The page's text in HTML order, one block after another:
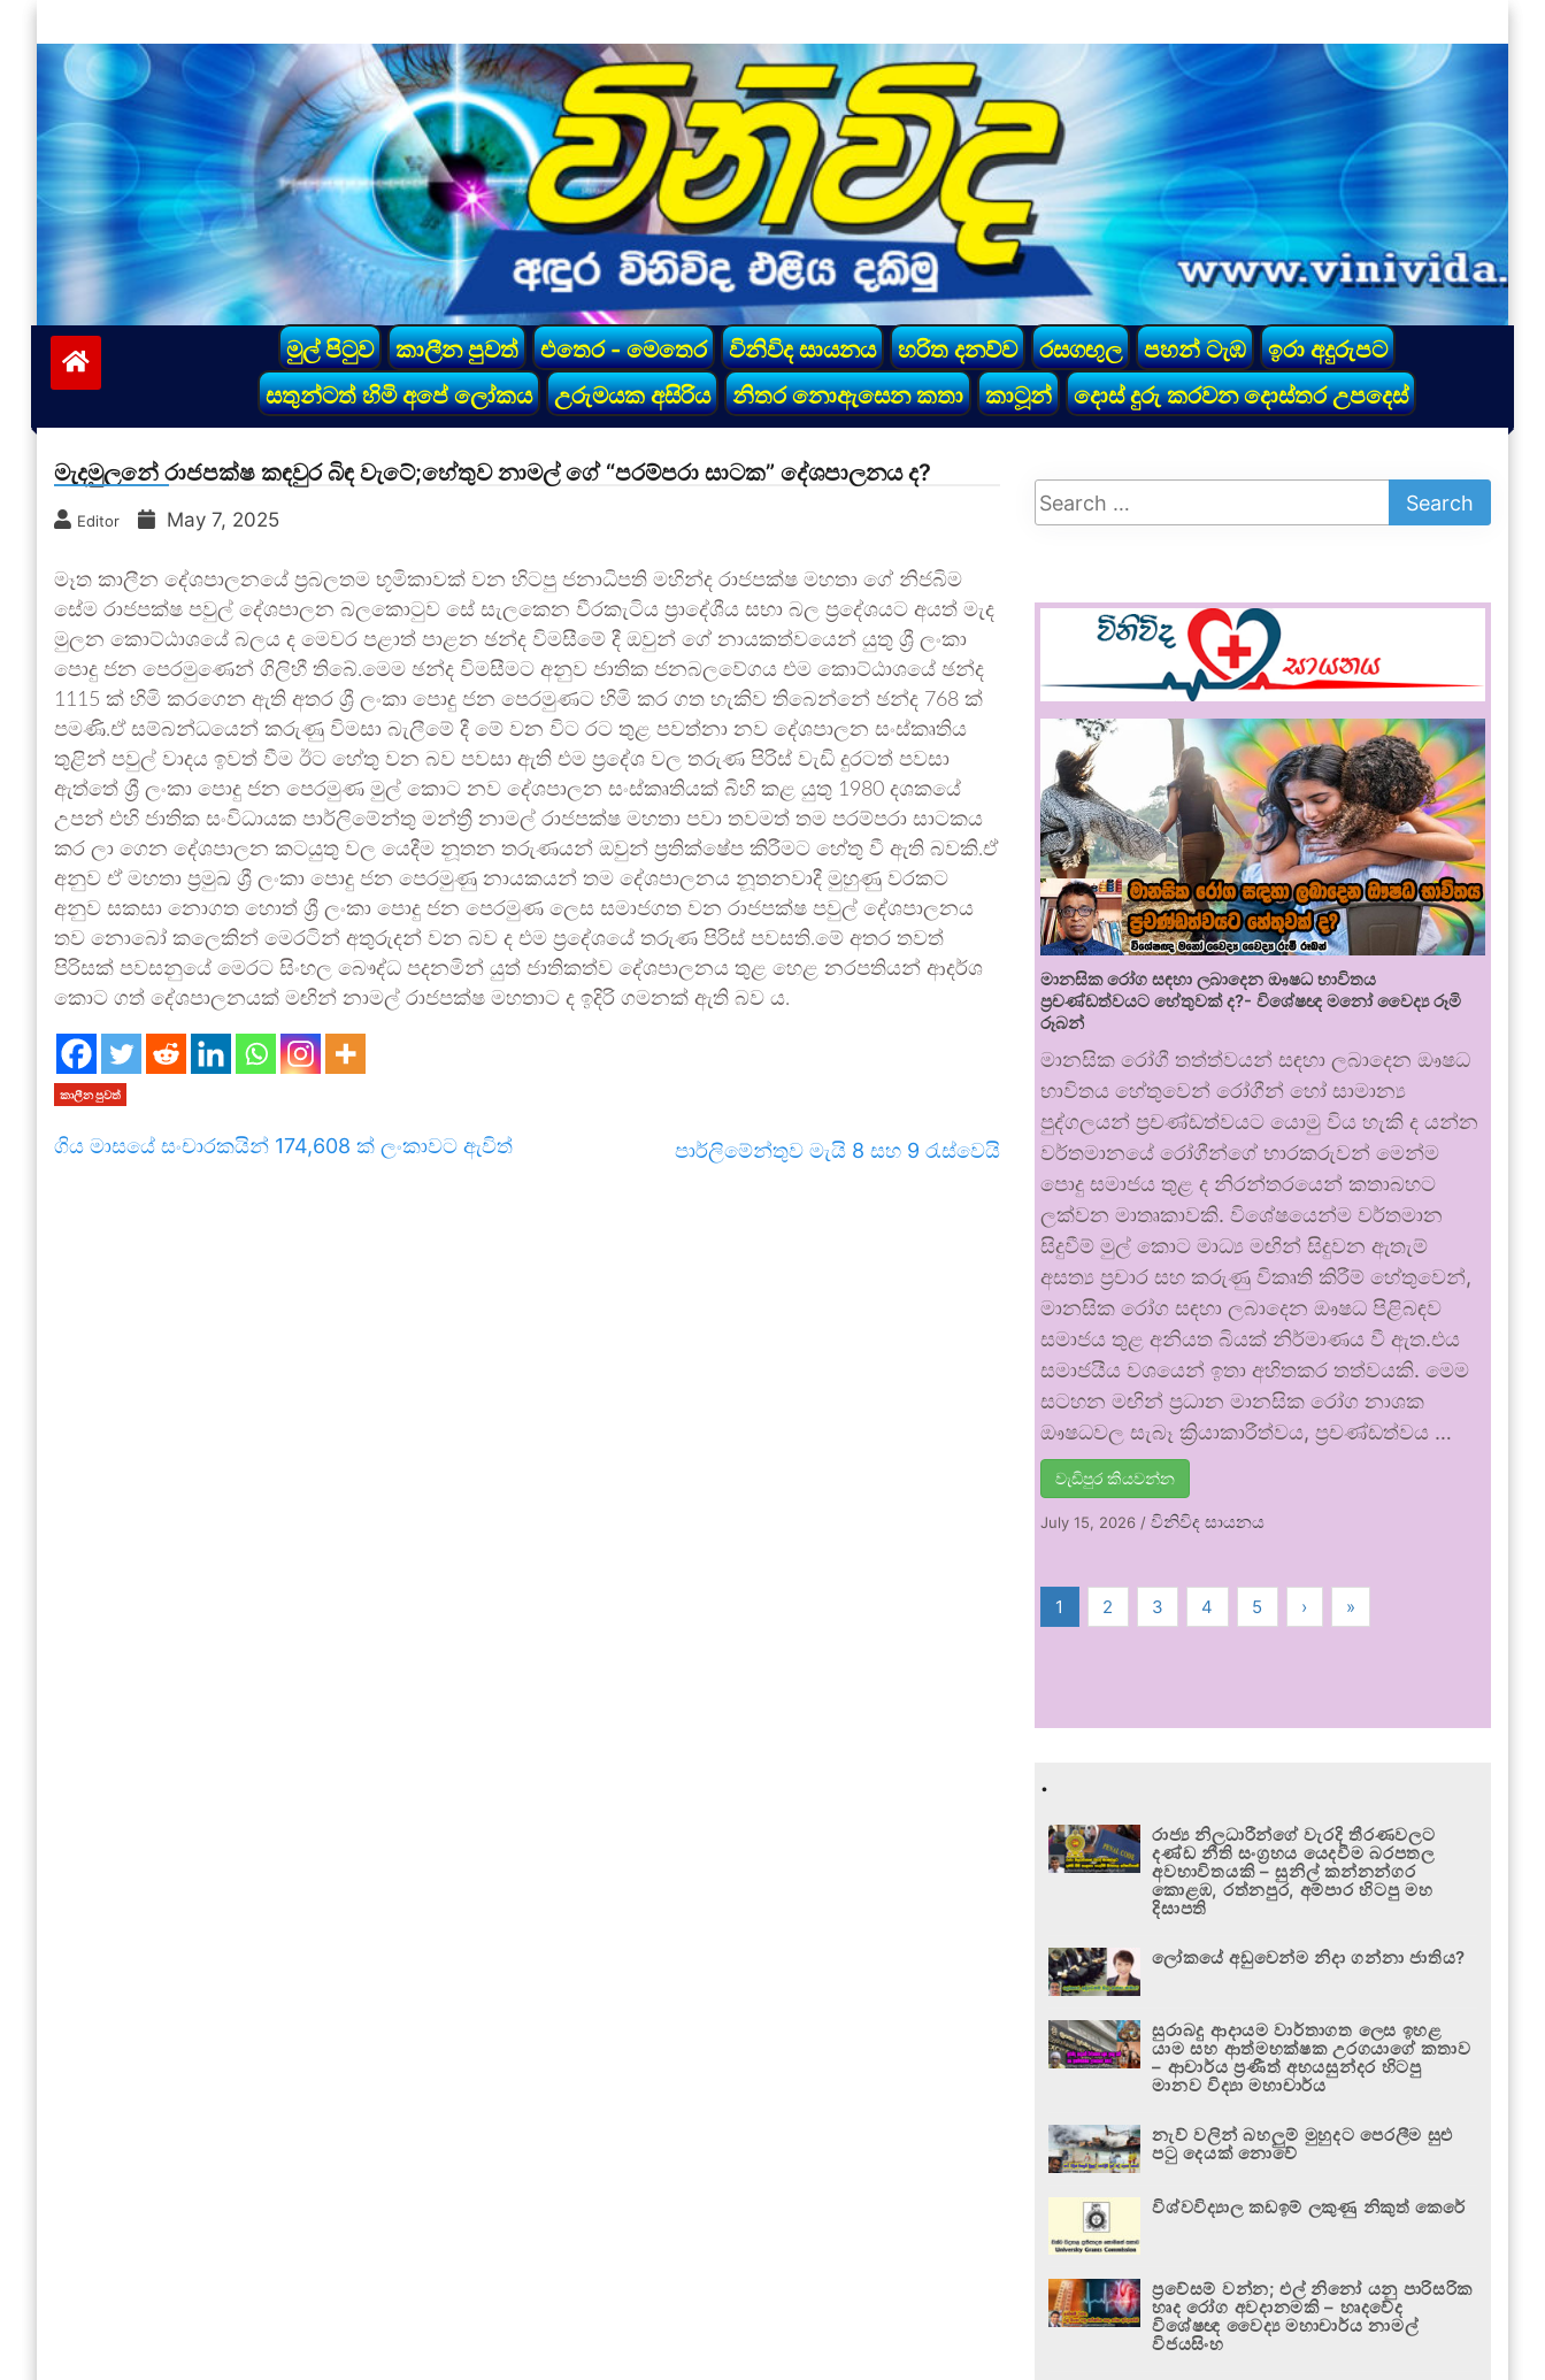
to
content
vinivida.lk
මුල් පිටුව කාලීන පුවත් එතෙර - මෙතෙර විනිවිද සායනය හරිත දනව්ව රසගඟුල පහන් ටැඹ
ඉරා අදුරුපට
සතුන්ටත් හිමි අපේ ලෝකය
උරුමයක අසිරිය නිතර නොඇසෙන කතා කාටූන් දොස් දුරු කරවන දොස්තර උපදෙස්
මැදමුලනේ රාජපක්ෂ කඳවුර බිඳ වැටේ;හේතුව නාමල් ගේ “පරම්පරා සාටක” දේශපාලනය ද?
Editor May 7, 2025
මෑත කාලීන දේශපාලනයේ ප්‍රබලතම භූමිකාවක් වන හිටපු ජනාධිපති මහින්ද රාජපක්ෂ මහතා ගේ නිජබිම
සේම රාජපක්ෂ පවුල් දේශපාලන බලකොටුව සේ සැලකෙන වීරකැටිය ප්‍රාදේශීය සභා බල ප්‍රදේශයට අයත් මැද
මුලන කොට්ඨාශයේ බලය ද මෙවර පළාත් පාළන ඡන්ද විමසීමේ දී ඔවුන් ගේ නායකත්වයෙන් යුතු ශ්‍රී ලංකා
පොදු ජන පෙරමුණෙන් ගිලිහී තිබේ.මෙම ඡන්ද විමසීමට අනුව ජාතික ජනබලවේගය එම කොට්ඨාශයේ ඡන්ද
1115 ක් හිමි කරගෙන ඇති අතර ශ්‍රී ලංකා පොදු ජන පෙරමුණට හිමි කර ගත හැකිව තිබෙන්නේ ඡන්ද 768 ක්
පමණි.ඒ සම්බන්ධයෙන් කරුණු විමසා බැලීමේ දී මේ වන විට රට තුළ පවත්නා නව දේශපාලන සංස්කෘතිය
තුළින් පවුල් වාදය ඉවත් වීම ඊට හේතු වන බව පවසා ඇති එම ප්‍රදේශ වල තරුණ පිරිස් වැඩි දුරටත් පවසා
ඇත්තේ ශ්‍රී ලංකා පොදු ජන පෙරමුණ මුල් කොට නව දේශපාලන සංස්කෘතියක් බිහි කළ යුතු 1980 දශකයේ
උපන් එහි ජාතික සංවිධායක පාර්ලිමේන්තු මන්ත්‍රී නාමල් රාජපක්ෂ මහතා පවා තවමත් තම පරම්පරා සාටකය
කර ලා ගෙන දේශපාලන කටයුතු වල යෙදීම නූතන තරුණයන් ඔවුන් ප්‍රතික්ෂේප කිරීමට හේතු වී ඇති බවකි.ඒ
අනුව ඒ මහතා ප්‍රමුඛ ශ්‍රී ලංකා පොදු ජන පෙරමුණු නායකයන් තම දේශපාලනය නූතනවාදී මුහුණු වරකට
අනුව සකසා නොගත හොත් ශ්‍රී ලංකා පොදු ජන පෙරමුණ ලෙස සමාජගත වන රාජපක්ෂ පවුල් දේශපාලනය
තව නොබෝ කලෙකින් මෙරටින් අතුරුදන් වන බව ද එම ප්‍රදේශයේ තරුණ පිරිස් පවසති.මේ අතර තවත්
පිරිසක් පවසනුයේ මෙරට සිංහල බෞද්ධ පදනමින් යුත් ජාතිකත්ව දේශපාලනය තුළ හෙළ නරපතියන් ආදර්ශ
කොට ගත් දේශපාලනයක් මඟින් නාමල් රාජපක්ෂ මහතාට ද ඉදිරි ගමනක් ඇති බව ය.
කාලීන පුවත්
ගිය මාසයේ සංචාරකයින් 174,608 ක් ලංකාවට ඇවිත් පාර්ලිමේන්තුව මැයි 8 සහ 9 රැස්වෙයි
මානසික රෝග සඳහා ලබාදෙන ඖෂධ භාවිතය
ප්‍රචණ්ඩත්වයට හේතුවක් ද?- විශේෂඥ මනෝ වෛද්‍ය රූමි
රූබන්
මානසික රෝගී තත්ත්වයන් සඳහා ලබාදෙන ඖෂධ
භාවිතය හේතුවෙන් රෝගීන් හෝ සාමාන්‍ය
පුද්ගලයන් ප්‍රචණ්ඩත්වයට යොමු විය හැකි ද යන්න
වර්තමානයේ රෝගීන්ගේ භාරකරුවන් මෙන්ම
පොදු සමාජය තුළ ද නිරන්තරයෙන් කතාබහට
ලක්වන මාතෘකාවකි. විශේෂයෙන්ම වර්තමාන
සිදුවීම් මුල් කොට මාධ්‍ය මඟින් සිදුවන ඇතැම්
අසත්‍ය ප්‍රචාර සහ කරුණු විකෘති කිරීම් හේතුවෙන්,
මානසික රෝග සඳහා ලබාදෙන ඖෂධ පිළිබඳව
සමාජය තුළ අනියත බියක් නිර්මාණය වී ඇත.එය
සමාජයීය වශයෙන් ඉතා අහිතකර තත්වයකි. මෙම
සටහන මඟින් ප්‍රධාන මානසික රෝග නාශක
ඖෂධවල සැබෑ ක්‍රියාකාරීත්වය, ප්‍රචණ්ඩත්වය …
වැඩිපුර කියවන්න
July 15, 2026 /විනිවිද සායනය
1 2 3 4 5 › »
.
රාජ්‍ය නිලධාරීන්ගේ වැරදි තීරණවලට
දණ්ඩ නීති සංග්‍රහය යෙදවීම බරපතල
අවභාවිතයකි – සුනිල් කන්නන්ගර
කොළඹ, රත්නපුර, අම්පාර හිටපු මහ
දිසාපති
ලෝකයේ අඩුවෙන්ම නිදා ගන්නා ජාතිය?
සුරාබදු ආදායම වාර්තාගත ලෙස ඉහළ
යාම සහ ආත්මභක්ෂක උරගයාගේ කතාව
– ආචාර්ය ප්‍රණීත් අභයසුන්දර හිටපු
මානව විද්‍යා මහාචාර්ය
නැව් වලින් බහලුම් මුහුදට පෙරලීම සුළු
පටු දෙයක් නොවේ
විශ්වවිද්‍යාල කඩඉම් ලකුණු නිකුත් කෙරේ
ප්‍රවේසම් වන්න; එල් නිනෝ යනු පාරිසරික
හෘද රෝග අවදානමකි – හෘදවේද
විශේෂඥ වෛද්‍ය මහාචාර්ය නාමල්
විජයසිංහ